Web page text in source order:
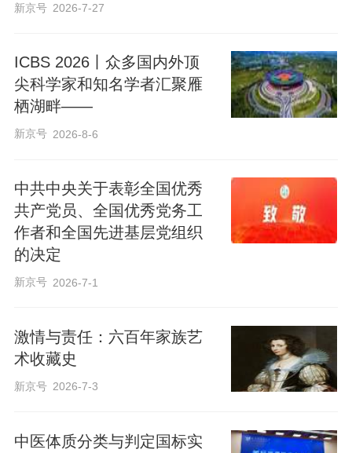
新京号 2026-7-27
ICBS 2026丨众多国内外顶
尖科学家和知名学者汇聚雁
栖湖畔——
新京号 2026-8-6
中共中央关于表彰全国优秀
共产党员、全国优秀党务工
作者和全国先进基层党组织
的决定
新京号 2026-7-1
激情与责任：六百年家族艺
术收藏史
新京号 2026-7-3
中医体质分类与判定国标实